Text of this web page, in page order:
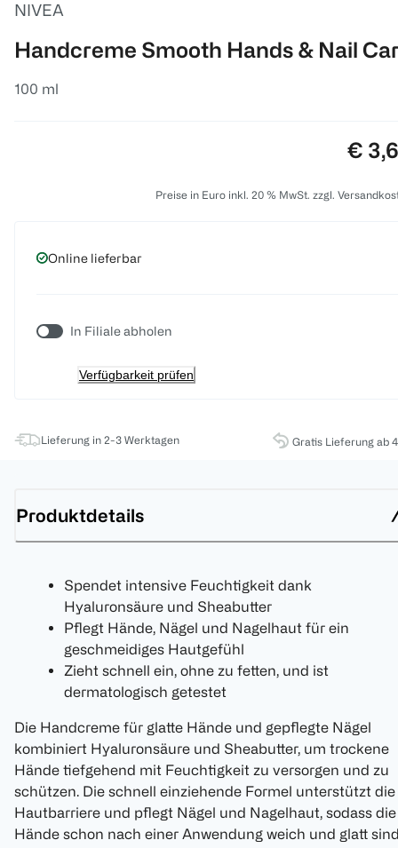
NIVEA
Handcreme Smooth Hands & Nail
100 ml
€
Preise in Euro inkl. 20 % MwSt. zzgl.
Online lieferbar
In Filiale abholen
Verfügbarkeit prüfen
Lieferung in 2-3 Werktagen Gratis Lieferung ab
Produktdetails
Spendet intensive Feuchtigkeit dank
Hyaluronsäure und Sheabutter
Pflegt Hände, Nägel und Nagelhaut für ein
geschmeidiges Hautgefühl
Zieht schnell ein, ohne zu fetten, und ist
dermatologisch getestet
Die Handcreme für glatte Hände und gepflegte Nägel
kombiniert Hyaluronsäure und Sheabutter, um trockene
Hände tiefgehend mit Feuchtigkeit zu versorgen und zu
schützen. Die schnell einziehende Formel unterstützt die
Hautbarriere und pflegt Nägel und Nagelhaut, sodass die
Hände schon nach einer Anwendung weich und glatt